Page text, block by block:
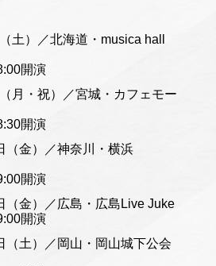
土）／北海道・musica hall
開演
月・祝）／宮城・カフェモー
開演
（金）／神奈川・横浜
開演
（金）／広島・広島Live Juke
開演
（土）／岡山・岡山城下公会